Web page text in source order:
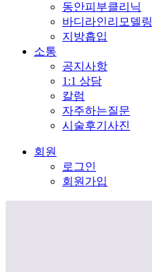
동안피부클리닉
바디라인리모델링
지방흡입
소통
공지사항
1:1 상담
칼럼
자주하는질문
시술후기사진
회원
로그인
회원가입